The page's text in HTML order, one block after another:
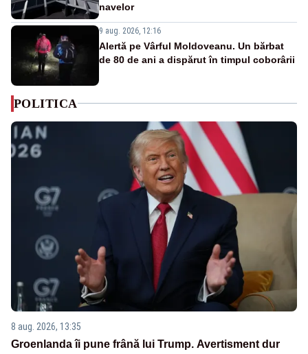
navelor
9 aug. 2026, 12:16
Alertă pe Vârful Moldoveanu. Un bărbat
de 80 de ani a dispărut în timpul coborârii
POLITICA
8 aug. 2026, 13:35
Groenlanda îi pune frână lui Trump. Avertisment dur